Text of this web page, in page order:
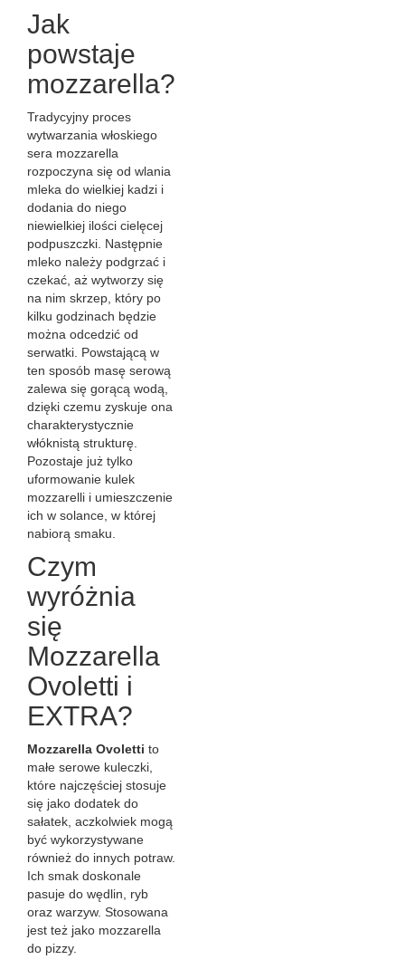
Jak
powstaje
mozzarella?
Tradycyjny proces
wytwarzania włoskiego
sera mozzarella
rozpoczyna się od wlania
mleka do wielkiej kadzi i
dodania do niego
niewielkiej ilości cielęcej
podpuszczki. Następnie
mleko należy podgrzać i
czekać, aż wytworzy się
na nim skrzep, który po
kilku godzinach będzie
można odcedzić od
serwatki. Powstającą w
ten sposób masę serową
zalewa się gorącą wodą,
dzięki czemu zyskuje ona
charakterystycznie
włóknistą strukturę.
Pozostaje już tylko
uformowanie kulek
mozzarelli i umieszczenie
ich w solance, w której
nabiorą smaku.
Czym
wyróżnia
się
Mozzarella
Ovoletti i
EXTRA?
Mozzarella Ovoletti to
małe serowe kuleczki,
które najczęściej stosuje
się jako dodatek do
sałatek, aczkolwiek mogą
być wykorzystywane
również do innych potraw.
Ich smak doskonale
pasuje do wędlin, ryb
oraz warzyw. Stosowana
jest też jako mozzarella
do pizzy.